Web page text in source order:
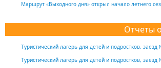
Маршрут «Выходного дня» открыл начало летнего
Отчеты
Туристический лагерь для детей и подростков,
Туристический лагерь для детей и подростков,